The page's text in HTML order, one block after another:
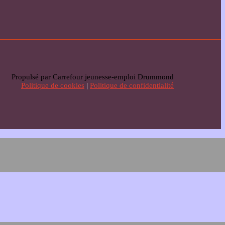
Propulsé par Carrefour jeunesse-emploi Drummond
Politique de cookies | Politique de confidentialité